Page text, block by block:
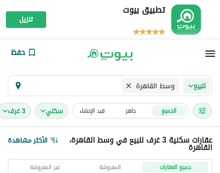
تطبيق بيوت
تنزيل
حفظ
للبيع وسط القاهرة
الجميع جاهز قيد الإنشاء سكني 3 غرف
عقارات سكنية 3 غرف للبيع في وسط القاهرة، القاهرة الأكثر مشاهدة
جميع العقارات المفروشة غير المفروشة